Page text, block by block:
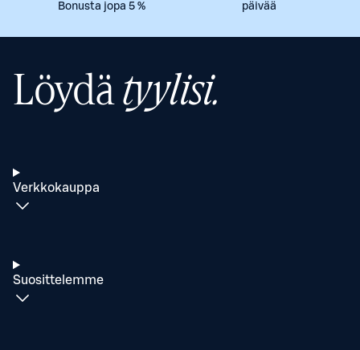
Bonusta jopa 5 %
päivää
Löydätyylisi.
Verkkokauppa
Suosittelemme